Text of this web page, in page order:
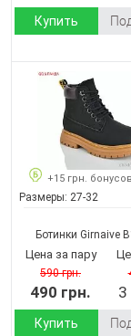
Купить
+15 грн.
Размеры: 27-32
Ботинки Girnaive
Цена за пару
590 грн.
490 грн. 3
Купить